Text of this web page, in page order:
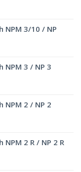
NPM 3/10 / NP
NPM 3 / NP 3
NPM 2 / NP 2
2 R / NP 2 R